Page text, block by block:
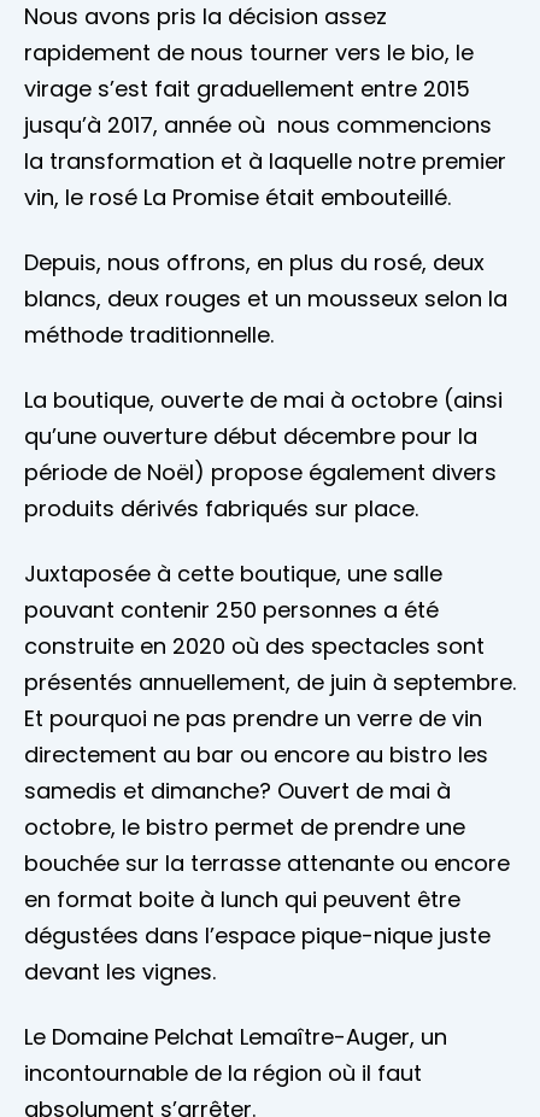
Nous avons pris la décision assez
rapidement de nous tourner vers le bio, le
virage s’est fait graduellement entre 2015
jusqu’à 2017, année où nous commencions
la transformation et à laquelle notre premier
vin, le rosé La Promise était embouteillé.
Depuis, nous offrons, en plus du rosé, deux
blancs, deux rouges et un mousseux selon la
méthode traditionnelle.
La boutique, ouverte de mai à octobre (ainsi
qu’une ouverture début décembre pour la
période de Noël) propose également divers
produits dérivés fabriqués sur place.
Juxtaposée à cette boutique, une salle
pouvant contenir 250 personnes a été
construite en 2020 où des spectacles sont
présentés annuellement, de juin à septembre.
Et pourquoi ne pas prendre un verre de vin
directement au bar ou encore au bistro les
samedis et dimanche? Ouvert de mai à
octobre, le bistro permet de prendre une
bouchée sur la terrasse attenante ou encore
en format boite à lunch qui peuvent être
dégustées dans l’espace pique-nique juste
devant les vignes.
Le Domaine Pelchat Lemaître-Auger, un
incontournable de la région où il faut
absolument s’arrêter.